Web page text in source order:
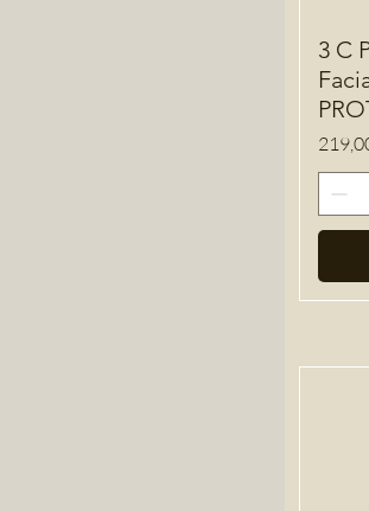
3 C
Precio